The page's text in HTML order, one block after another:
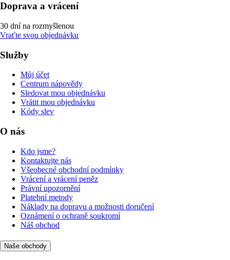
Doprava a vrácení
30 dní na rozmyšlenou
Vraťte svou objednávku
Služby
Můj účet
Centrum nápovědy
Sledovat mou objednávku
Vrátit mou objednávku
Kódy slev
O nás
Kdo jsme?
Kontaktujte nás
Všeobecné obchodní podmínky
Vrácení a vrácení peněz
Právní upozornění
Platební metody
Náklady na dopravu a možnosti doručení
Oznámení o ochraně soukromí
Náš obchod
Naše obchody